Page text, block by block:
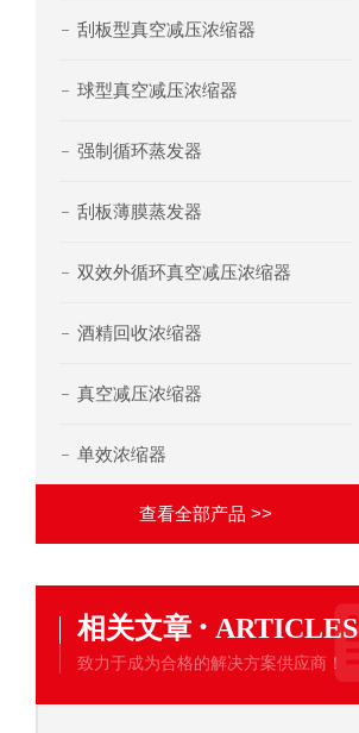
刮板型真空减压浓缩器
球型真空减压浓缩器
强制循环蒸发器
刮板薄膜蒸发器
双效外循环真空减压浓缩器
酒精回收浓缩器
真空减压浓缩器
单效浓缩器
查看全部产品 >>
相关文章 · ARTICLES
致力于成为合格的解决方案供应商！